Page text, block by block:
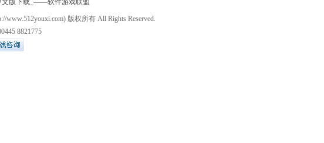
文版下载_——软件游戏联盟
www.512youxi.com) 版权所有 All Rights Reserved.
8821775